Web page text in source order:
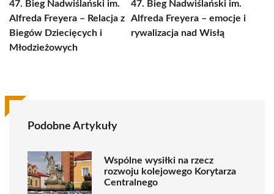
47. Bieg Nadwiślański im.
Alfreda Freyera – Relacja z
Biegów Dziecięcych i
Młodzieżowych
47. Bieg Nadwiślański im.
Alfreda Freyera – emocje i
rywalizacja nad Wisłą
Podobne Artykuły
Wspólne wysiłki na rzecz
rozwoju kolejowego Korytarza
Centralnego